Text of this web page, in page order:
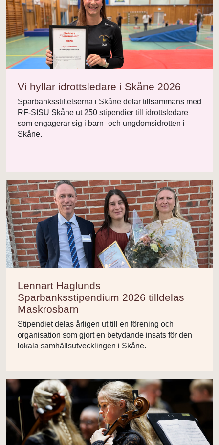
Vi hyllar idrottsledare i Skåne 2026
Sparbanksstiftelserna i Skåne delar tillsammans med
RF-SISU Skåne ut 250 stipendier till idrottsledare
som engagerar sig i barn- och ungdomsidrotten i
Skåne.
Lennart Haglunds
Sparbanksstipendium 2026 tilldelas
Maskrosbarn
Stipendiet delas årligen ut till en förening och
organisation som gjort en betydande insats för den
lokala samhällsutvecklingen i Skåne.